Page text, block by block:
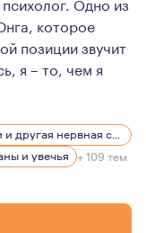
которое
позиции звучит
я – то, чем я
и целью
метод, свой
Странные повторяющиеся действия, тики и другая нервная симптоматика
и увечья + 109 тем